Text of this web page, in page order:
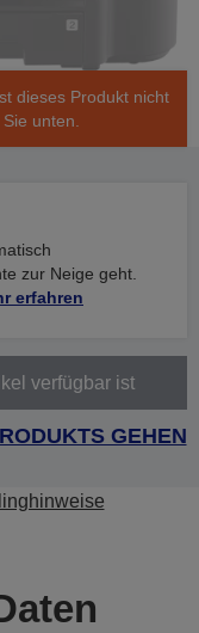
dieses Produkt nicht
unten.
zur Neige geht.
erfahren
verfügbar ist
GEHEN